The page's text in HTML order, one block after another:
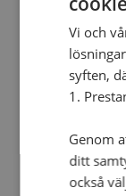
FÖR
VAD VI GÖR
VAD VI
Vi och
syften,
1.
Genom
ditt
också